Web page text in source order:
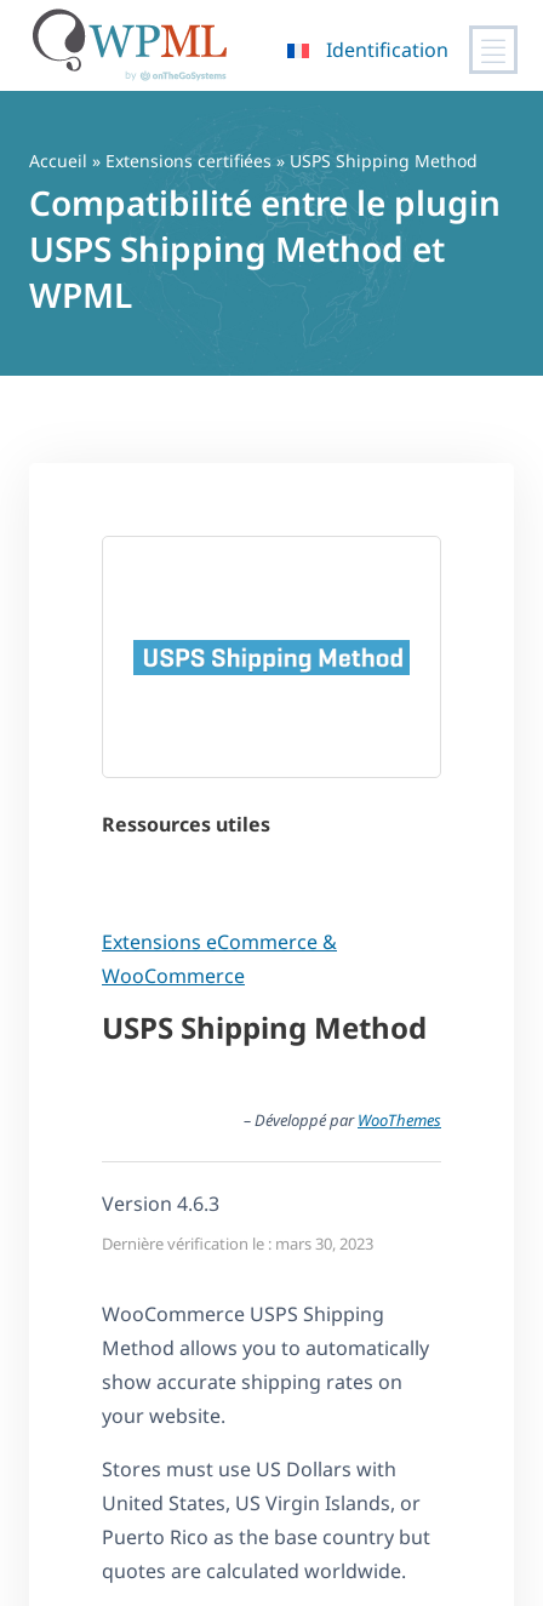
contenu
Identification
Accueil » Extensions certifiées » USPS Shipping Method
Compatibilité entre le plugin
USPS Shipping Method et
WPML
Ressources utiles
Extensions eCommerce &
WooCommerce
USPS Shipping Method
– Développé parWooThemes
Version 4.6.3
Dernière vérification le : mars 30, 2023
WooCommerce USPS Shipping
Method allows you to automatically
show accurate shipping rates on
your website.
Stores must use US Dollars with
United States, US Virgin Islands, or
Puerto Rico as the base country but
quotes are calculated worldwide.